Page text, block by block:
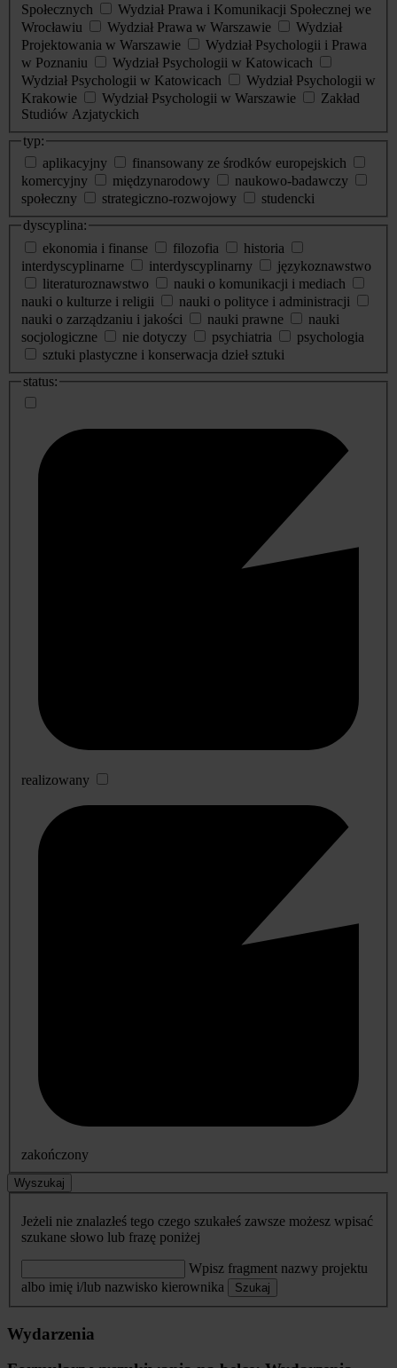
Społecznych
Wydział Prawa i Komunikacji Społecznej we
Wrocławiu
Wydział Prawa w Warszawie
Wydział
Projektowania w Warszawie
Wydział Psychologii i Prawa
w Poznaniu
Wydział Psychologii w Katowicach
Wydział Psychologii w Katowicach
Wydział Psychologii w
Krakowie
Wydział Psychologii w Warszawie
Zakład
Studiów Azjatyckich
typ:
aplikacyjny
finansowany ze środków europejskich
komercyjny
międzynarodowy
naukowo-badawczy
społeczny
strategiczno-rozwojowy
studencki
dyscyplina:
ekonomia i finanse
filozofia
historia
interdyscyplinarne
interdyscyplinarny
językoznawstwo
literaturoznawstwo
nauki o komunikacji i mediach
nauki o kulturze i religii
nauki o polityce i administracji
nauki o zarządzaniu i jakości
nauki prawne
nauki
socjologiczne
nie dotyczy psychiatria
psychologia
sztuki plastyczne i konserwacja dzieł sztuki
status:
realizowany
zakończony
Wyszukaj
Jeżeli nie znalazłeś tego czego szukałeś zawsze możesz wpisać
szukane słowo lub frazę poniżej
Wpisz fragment nazwy projektu
albo imię i/lub nazwisko kierownika
Szukaj
Wydarzenia